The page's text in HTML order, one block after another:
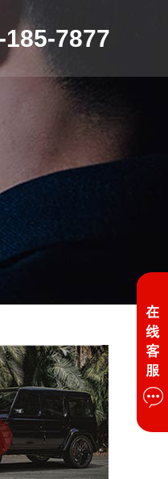
185-7877